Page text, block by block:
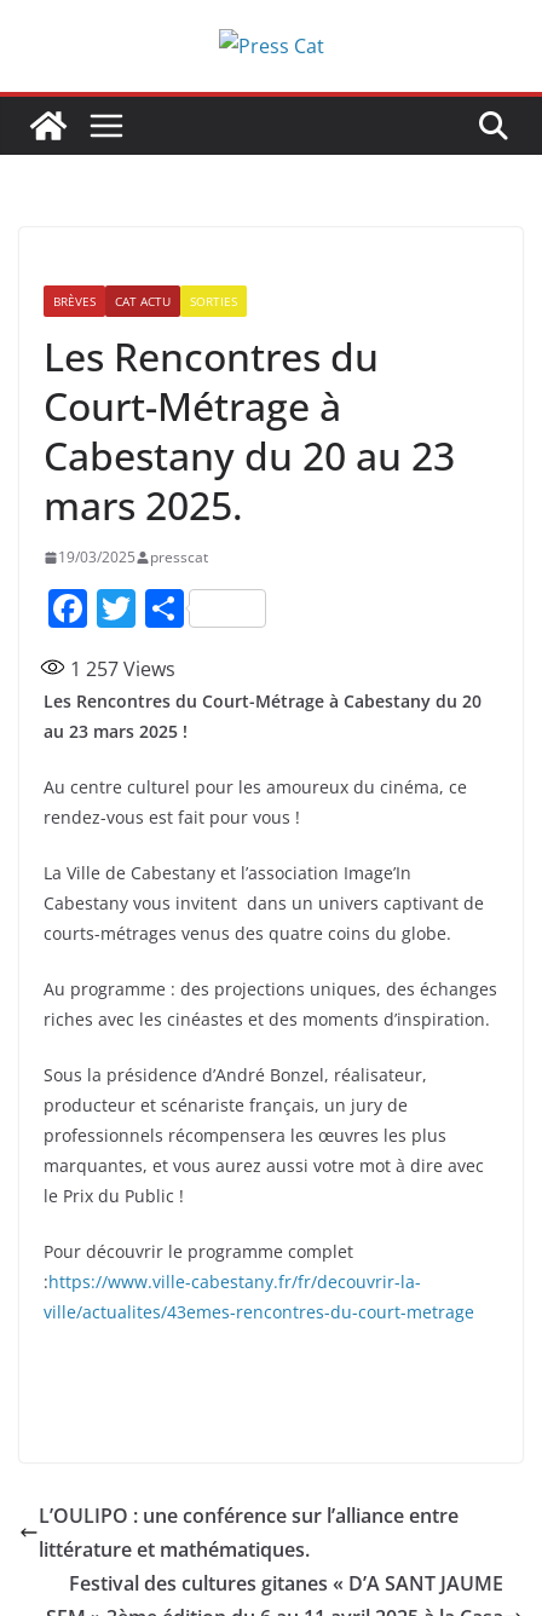
BRÈVES CAT ACTU SORTIES
Les Rencontres du
Court-Métrage à
Cabestany du 20 au 23
mars 2025.
19/03/2025 presscat
F
c
e
o
o
k
T
w
itt
er
P
ta
g
1 257Views
Les Rencontres du Court-Métrage à Cabestany du 20
au 23 mars 2025 !
Au centre culturel pour les amoureux du cinéma, ce
rendez-vous est fait pour vous !
La Ville de Cabestany et l’association Image’In
Cabestany vous invitent dans un univers captivant de
courts-métrages venus des quatre coins du globe.
Au programme : des projections uniques, des échanges
riches avec les cinéastes et des moments d’inspiration.
Sous la présidence d’André Bonzel, réalisateur,
producteur et scénariste français, un jury de
professionnels récompensera les œuvres les plus
marquantes, et vous aurez aussi votre mot à dire avec
le Prix du Public !
Pour découvrir le programme complet
:https://www.ville-cabestany.fr/fr/decouvrir-la-
ville/actualites/43emes-rencontres-du-court-metrage
L’OULIPO : une conférence sur l’alliance entre
littérature et mathématiques.
Festival des cultures gitanes « D’A SANT JAUME